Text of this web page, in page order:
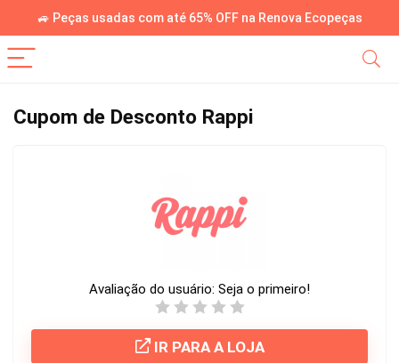
🚙 Peças usadas com até 65% OFF na Renova Ecopeças
Cupom de Desconto Rappi
Avaliação do usuário: Seja o primeiro!
IR PARA A LOJA